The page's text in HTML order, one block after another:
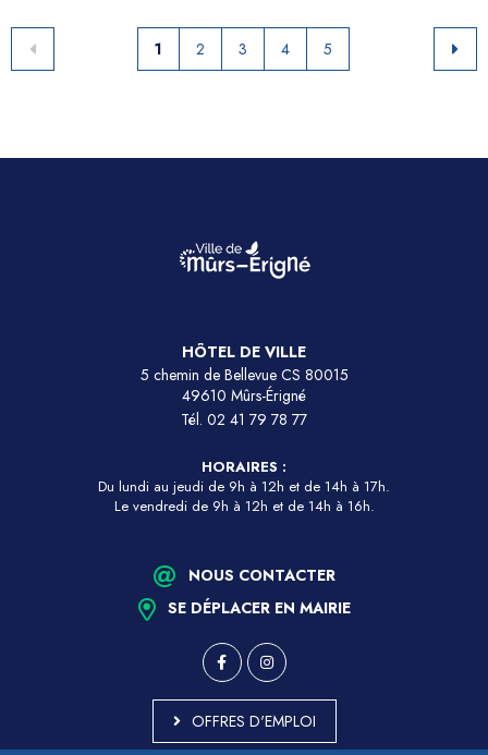
1 2 3 4 5
HÔTEL DE VILLE
5 chemin de Bellevue CS 80015
49610 Mûrs-Érigné
Tél. 02 41 79 78 77
HORAIRES :
Du lundi au jeudi de 9h à 12h et de 14h à 17h.
Le vendredi de 9h à 12h et de 14h à 16h.
NOUS CONTACTER
SE DÉPLACER EN MAIRIE
OFFRES D'EMPLOI